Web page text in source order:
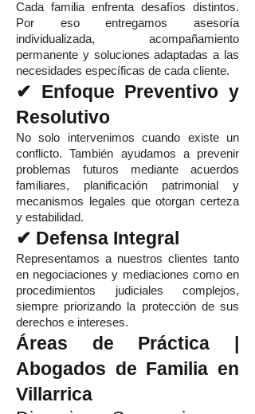
Cada familia enfrenta desafíos distintos.
Por eso entregamos asesoría
individualizada, acompañamiento
permanente y soluciones adaptadas a las
necesidades específicas de cada cliente.
✔ Enfoque Preventivo y
Resolutivo
No solo intervenimos cuando existe un
conflicto. También ayudamos a prevenir
problemas futuros mediante acuerdos
familiares, planificación patrimonial y
mecanismos legales que otorgan certeza
y estabilidad.
✔ Defensa Integral
Representamos a nuestros clientes tanto
en negociaciones y mediaciones como en
procedimientos judiciales complejos,
siempre priorizando la protección de sus
derechos e intereses.
Áreas de Práctica |
Abogados de Familia en
Villarrica